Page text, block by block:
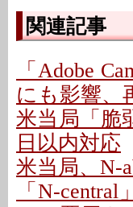
関連記事
「Adobe
にも影響、
米当局「脆
日以内対応
米当局、N-
「N-